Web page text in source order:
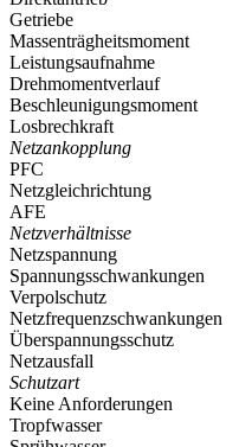
Getriebe
Massenträgheitsmoment
Leistungsaufnahme
Drehmomentverlauf
Beschleunigungsmoment
Losbrechkraft
Netzankopplung
PFC
Netzgleichrichtung
AFE
Netzverhältnisse
Netzspannung
Spannungsschwankungen
Verpolschutz
Netzfrequenzschwankungen
Überspannungsschutz
Netzausfall
Schutzart
Keine Anforderungen
Tropfwasser